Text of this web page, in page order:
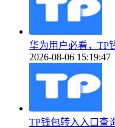
华为用户必看，TP
2026-08-06 15:19:47
TP钱包转入入口查